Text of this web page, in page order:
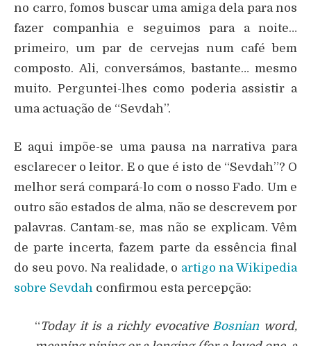
no carro, fomos buscar uma amiga dela para nos
fazer companhia e seguimos para a noite…
primeiro, um par de cervejas num café bem
composto. Ali, conversámos, bastante… mesmo
muito. Perguntei-lhes como poderia assistir a
uma actuação de “Sevdah”.
E aqui impõe-se uma pausa na narrativa para
esclarecer o leitor. E o que é isto de “Sevdah”? O
melhor será compará-lo com o nosso Fado. Um e
outro são estados de alma, não se descrevem por
palavras. Cantam-se, mas não se explicam. Vêm
de parte incerta, fazem parte da essência final
do seu povo. Na realidade, o artigo na Wikipedia
sobre Sevdah confirmou esta percepção:
“ Today it is a richly evocative Bosnian word,